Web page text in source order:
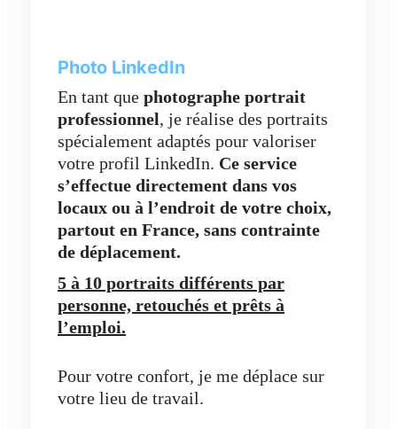
Photo LinkedIn
En tant que photographe portrait
professionnel, je réalise des portraits
spécialement adaptés pour valoriser
votre profil LinkedIn. Ce service
s’effectue directement dans vos
locaux ou à l’endroit de votre choix,
partout en France, sans contrainte
de déplacement.
5 à 10 portraits différents par
personne, retouchés et prêts à
l’emploi.
Pour votre confort, je me déplace sur
votre lieu de travail.